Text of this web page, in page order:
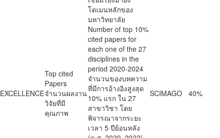
โดเมนหลักของ
มหาวิทยาลัย
EXCELLENCE
Top cited
Papers
จำนวนผลงาน
วิจัยที่มี
คุณภาพ
Number of top 10%
cited papers for
each one of the 27
disciplines in the
period 2020-2024
จำนวนของบทความ
ที่มีการอ้างอิงสูงสุด
10% แรก ใน 27
สาขาวิชา โดย
พิจารณาจากระยะ
เวลา 5 ปีย้อนหลัง
SCIMAGO 40%